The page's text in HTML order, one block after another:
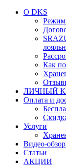
О DKS
Режим
Как
ЛИЧНЫЙ
Оплата и
Услуги
Видео-
Статьи
АКЦИИ